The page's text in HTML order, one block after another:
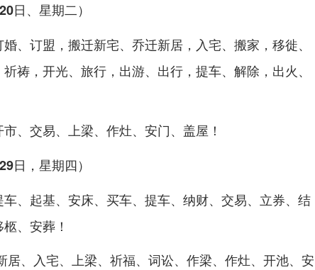
日、星期二）
、订盟，搬迁新宅、乔迁新居，入宅、搬家，移徙、
祷，开光、旅行，出游、出行，提车、解除，出火、
、交易、上梁、作灶、安门、盖屋！
日，星期四）
车、起基、安床、买车、提车、纳财、交易、立券、结
、安葬！
居、入宅、上梁、祈福、词讼、作梁、作灶、开池、安